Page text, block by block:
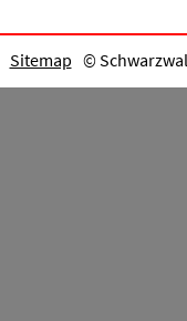
Sitemap ©